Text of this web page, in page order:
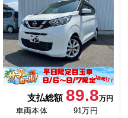
支払総額 89.8万円
車両本体
91万円